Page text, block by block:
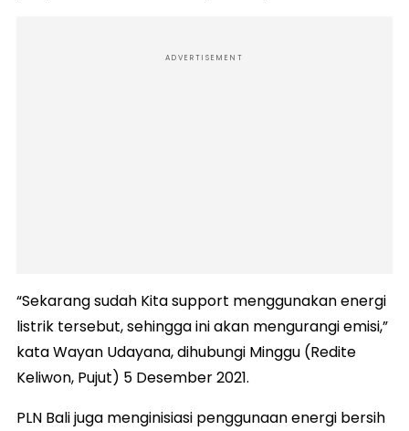
ADVERTISEMENT
“Sekarang sudah Kita support menggunakan energi
listrik tersebut, sehingga ini akan mengurangi emisi,”
kata Wayan Udayana, dihubungi Minggu (Redite
Keliwon, Pujut) 5 Desember 2021.
PLN Bali juga menginisiasi penggunaan energi bersih